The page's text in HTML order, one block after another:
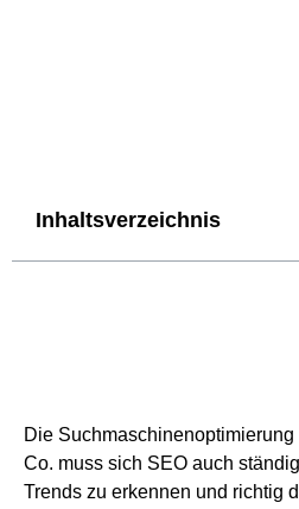
Inhaltsverzeichnis
Die
Co. muss sich SEO auch
Trends zu erkennen und richtig